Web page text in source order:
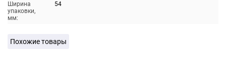
Ширина
упаковки,
мм:
54
Похожие товары